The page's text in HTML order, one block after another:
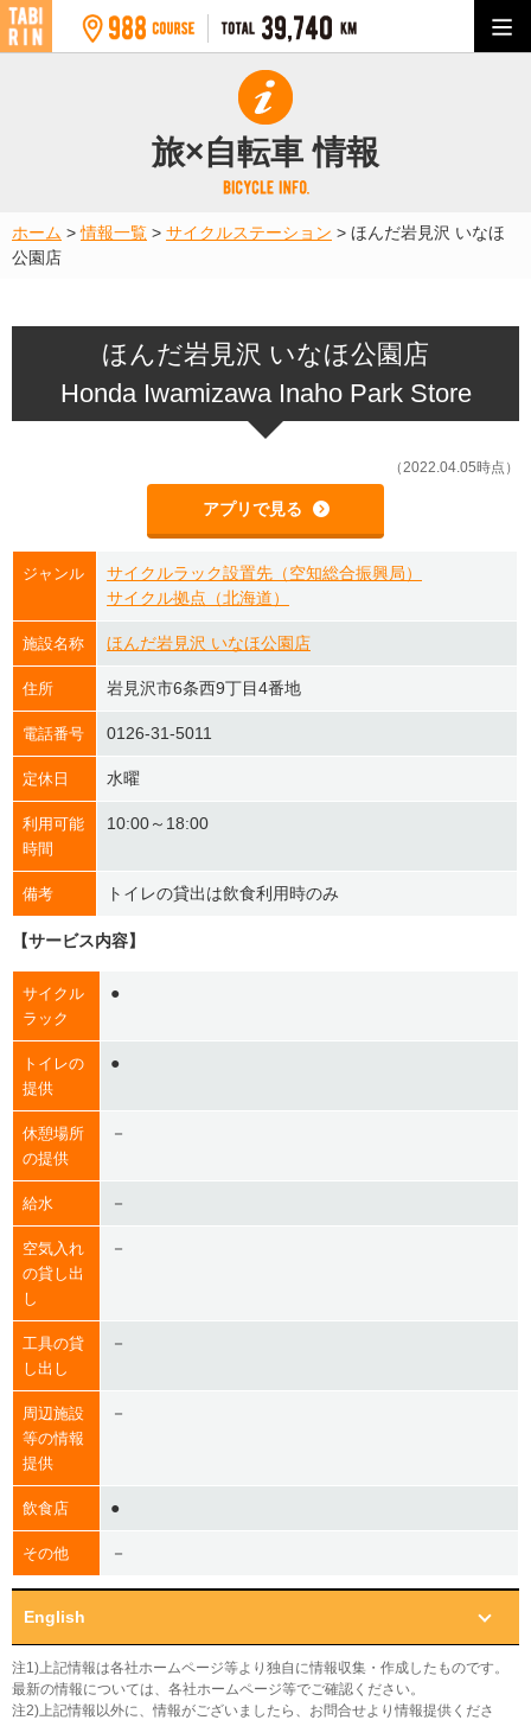
旅×自転車 情報
ホーム >情報一覧 > サイクルステーション > ほんだ岩見沢 いなほ
公園店
ほんだ岩見沢 いなほ公園店
Honda Iwamizawa Inaho Park Store
（2022.04.05時点）
アプリで見る
ジャンル
サイクルラック設置先（空知総合振興局）
サイクル拠点（北海道）
施設名称 ほんだ岩見沢 いなほ公園店
住所 岩見沢市6条西9丁目4番地
電話番号 0126-31-5011
定休日 水曜
利用可能
時間
10:00～18:00
備考 トイレの貸出は飲食利用時のみ
【サービス内容】
サイクル
ラック
●
トイレの
提供
●
休憩場所
の提供
－
給水 －
空気入れ
の貸し出
し
－
工具の貸
し出し
－
周辺施設
等の情報
提供
－
飲食店 ●
その他 －
English
注1)上記情報は各社ホームページ等より独自に情報収集・作成したものです。
最新の情報については、各社ホームページ等でご確認ください。
注2)上記情報以外に、情報がございましたら、お問合せより情報提供くださ